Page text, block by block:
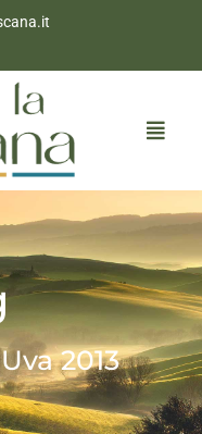
2013